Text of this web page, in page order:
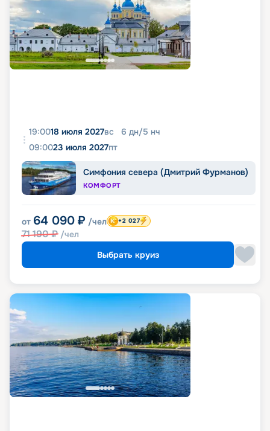
19:0018 июля 2027вс 6 дн/5 нч
09:0023 июля 2027пт
Симфония севера (Дмитрий Фурманов)
КОМФОРТ
от 64 090 ₽ /чел
71 190₽ /чел
+2 027
Выбрать круиз